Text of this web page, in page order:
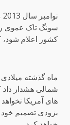
سونگ تاک عموی
کشور اعلام شود،
ماه گذشته
شمالی هشدار داد
های آمریکا
بزودی تصمیم خود